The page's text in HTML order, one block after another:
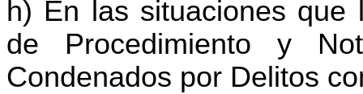
h) En las situaciones que
de Procedimiento y
Condenados por Delitos